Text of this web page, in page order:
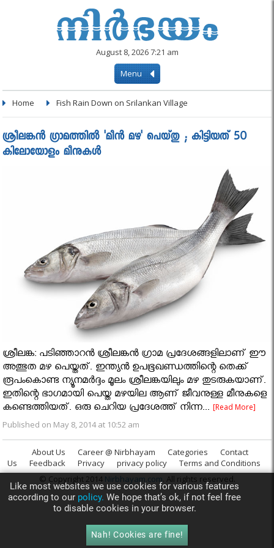
August 8, 2026 7:21 am
Menu
Home Fish Rain Down on Srilankan Village
ശ്രീലങ്കൻ ഗ്രാമത്തിൽ 'മീൻ മഴ' പെയ്തു ; കിട്ടിയത് 50
കിലോയോളം മീനുകൾ
ശ്രീലങ്ക: പടിഞ്ഞാറൻ ശ്രീലങ്കൻ ഗ്രാമ പ്രദേശങ്ങളിലാണ് ഈ
അത്ഭുത മഴ പെയ്തത്. ഇന്ത്യൻ ഉപഭൂഖണ്ഡത്തിന്റെ തെക്ക്
രൂപംകൊണ്ട ന്യൂനമർദ്ദം മൂലം ശ്രീലങ്കയിലും മഴ തുടരുകയാണ്.
ഇതിന്റെ ഭാഗമായി പെയ്ത മഴയില ആണ് ജീവനുള്ള മീനുകളെ
കണ്ടെത്തിയത്. ഒരു ചെറിയ പ്രദേശത്ത് നിന്ന...[Read More]
Published on May 8, 2014 at 10:52 am
About Us Career @ Nirbhayam Categories
Contact
Us
Feedback Privacy privacy policy
Terms and Conditions
© Copyright 2014 Nirbhayam.com. All rights reserved.
Like most websites we use cookies for various features
according to our policy. We hope that’s ok, if not feel free
to disable cookies in your browser.
Nah! Cookies are fine!